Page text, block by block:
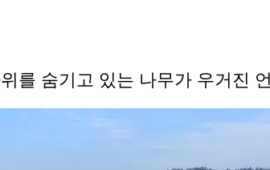
를 숨기고 있는 나무가 우거진